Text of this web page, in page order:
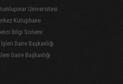
Üniversitesi
Kütüphane
Bilgi Sistemi
Daire Başkanlığı
Daire Başkanlığı